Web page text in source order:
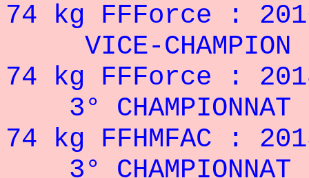
74 kg FFForce :
VICE-CHAMPION
74 kg FFForce :
3° CHAMPIONNAT
74 kg FFHMFAC :
3° CHAMPIONNAT